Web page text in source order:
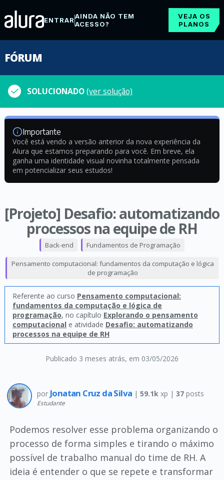
ENTRARAINDA NÃO TEM
ACESSO?
VEJA OS
PLANOS
FÓRUM
SOLUCIONADO(ver solução)
Importante
Você está vendo a versão anterior da nova experiência da
Alura que estamos preparando para você. Em breve, ela
ganha uma identidade visual novinha totalmente pensada
em potencializar seus estudos!
[Projeto] Desafio: automatizando
processos na equipe de RH
Publicado 3 meses atrás, em 03/05/2026
Back-end Fundamentos de Programação
Pensamento computacional: fundamentos da computação e lógica
de programação
Referente ao curso Pensamento computacional:
fundamentos da computação e lógica de
programação, no capítulo Explorando o pensamento
computacional e atividade Desafio: automatizando
processos na equipe de RH
por Jonatan Cruz da Silva | 59.1k xp | 37posts
Estudante
Podemos resolver esse problema organizando o
processo de forma simples e tirando o máximo
possível de trabalho manual do time de RH. A
ideia é entender o que se repete e transformar